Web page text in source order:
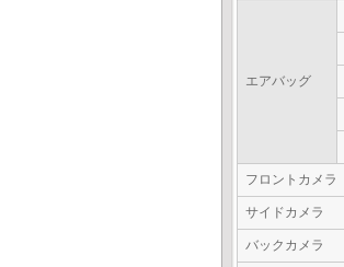
エアバッグ
フロントカメラ
サイドカメラ
バックカメラ